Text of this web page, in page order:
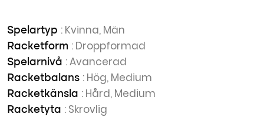
Spelartyp : Kvinna, Män
Racketform : Droppformad
Spelarnivå : Avancerad
Racketbalans : Hög, Medium
Racketkänsla : Hård, Medium
Racketyta : Skrovlig